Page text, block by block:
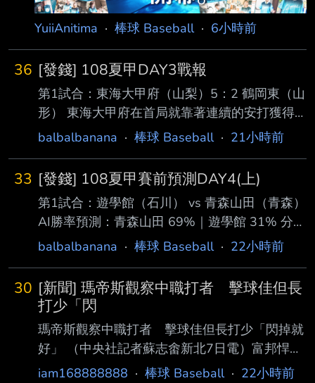
YuiiAnitima · 棒球 Baseball· 6小時前
36 [發錢] 108夏甲DAY3戰報
第1試合：東海大甲府（山梨）5：2 鶴岡東（山
形） 東海大甲府在首局就靠著連續的安打獲得
三分進帳，鶴岡東雖然在第四第五局努力追上進
追近後沒有慌亂，投手群成功把局面控制 住，
打線後段又追加保險分，讓東海大甲府最後能奠
定勝基 東海大甲府的中心棒次田中三士郎 伊沢
拓真 田中楓真，在這場比賽，這三位一共包辦
了 八支安打，可以再多留意這三位的表現 第2試
合：八幡商（滋賀）1：7 健大高崎（群馬） 八
幡商前半段其實抵抗得比比分呈現的更好，前4
局沒有讓健大高崎直接把比賽打開
balbalbanana · 棒球 Baseball· 21小時前
33 [發錢] 108夏甲賽前預測DAY4(上)
第1試合：遊學館（石川） vs 青森山田（青森）
AI勝率預測：青森山田 69%｜遊學館 31% 分
析： 青森山田整體投打完成度較高，投手深
同 類型投手也比較有調整能力。遊學館若能靠
先發把比賽壓在低比分，仍有爆冷空間，但一
旦青森山田在中段突破，我比較看好青森山田靠
陣容深度拉開差距。 我預測：青森山田勝(70%)
遊學館在地方大會也是打贏各個強校艱難晉級證
明他的含金量，但青森山田在整體紙面實 力都
balbalbanana · 棒球 Baseball· 22小時前
30 [新聞] 瑪帝斯觀察中職打者 擊球佳但長
打少「閃
瑪帝斯觀察中職打者 擊球佳但長打少「閃掉就
好」 （中央社記者蘇志畬新北7日電）富邦悍將
隊新洋投瑪帝斯帶著在二軍投出最快151公里的
iam168888888 · 棒球 Baseball· 22小時前